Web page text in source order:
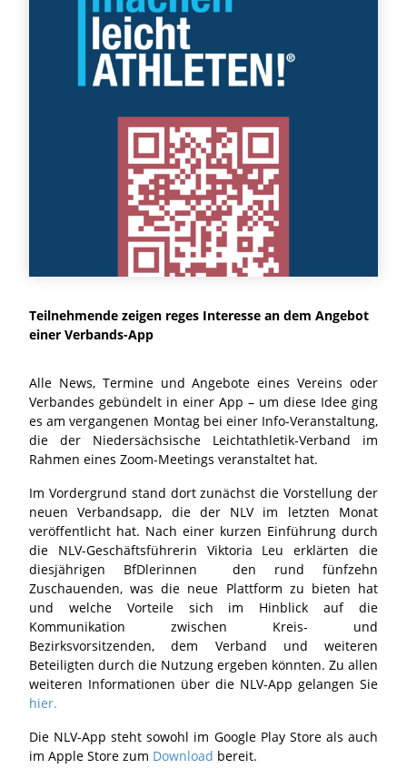
Teilnehmende zeigen reges Interesse an dem Angebot
einer Verbands-App
Alle News, Termine und Angebote eines Vereins oder
Verbandes gebündelt in einer App – um diese Idee ging
es am vergangenen Montag bei einer Info-Veranstaltung,
die der Niedersächsische Leichtathletik-Verband im
Rahmen eines Zoom-Meetings veranstaltet hat.
Im Vordergrund stand dort zunächst die Vorstellung der
neuen Verbandsapp, die der NLV im letzten Monat
veröffentlicht hat. Nach einer kurzen Einführung durch
die NLV-Geschäftsführerin Viktoria Leu erklärten die
diesjährigen BfDlerinnen den rund fünfzehn
Zuschauenden, was die neue Plattform zu bieten hat
und welche Vorteile sich im Hinblick auf die
Kommunikation zwischen Kreis- und
Bezirksvorsitzenden, dem Verband und weiteren
Beteiligten durch die Nutzung ergeben könnten. Zu allen
weiteren Informationen über die NLV-App gelangen Sie
hier.
Die NLV-App steht sowohl im Google Play Store als auch
im Apple Store zum Download bereit.